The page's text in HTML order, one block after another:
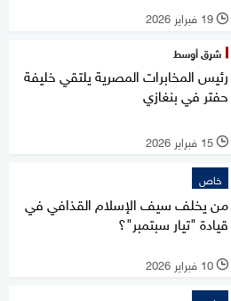
l 19 فبراير 2026
شرق أوسط
رئيس المخابرات المصرية يلتقي خليفة
حفتر في بنغازي
l 15 فبراير 2026
خاص
من يخلف سيف الإسلام القذافي في
قيادة "تيار سبتمبر"؟
l 10 فبراير 2026